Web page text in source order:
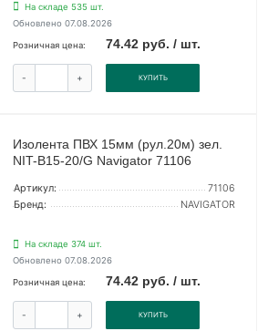
На складе 535 шт.
Обновлено 07.08.2026
Розничная цена: 74.42 руб. / шт.
- + КУПИТЬ
Изолента ПВХ 15мм (рул.20м) зел.
NIT-B15-20/G Navigator 71106
Артикул:
71106
Бренд:
NAVIGATOR
На складе 374 шт.
Обновлено 07.08.2026
Розничная цена: 74.42 руб. / шт.
- + КУПИТЬ